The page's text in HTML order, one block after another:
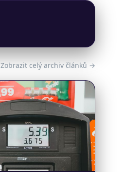
Zobrazit celý archiv článků →